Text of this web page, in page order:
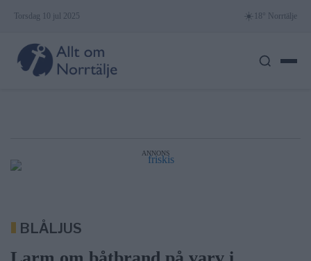
content
Torsdag 10 jul 2025 ☀️ 18° Norrtälje
ANNONS
BLÅLJUS